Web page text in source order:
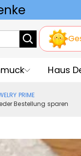
Haus
PRIME
Bestellung sparen